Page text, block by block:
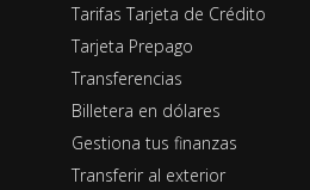
Tarifas Tarjeta de Crédito
Tarjeta Prepago
Transferencias
Billetera en dólares
Gestiona tus finanzas
Transferir al exterior